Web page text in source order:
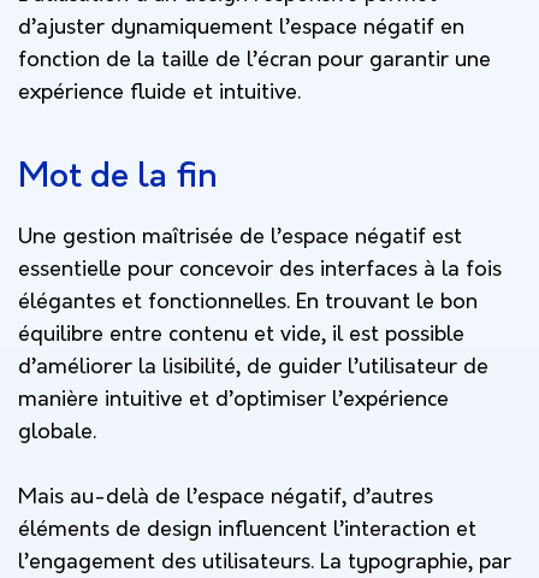
d’ajuster dynamiquement l’espace négatif en
fonction de la taille de l’écran pour garantir une
expérience fluide et intuitive.
Mot de la fin
Une gestion maîtrisée de l’espace négatif est
essentielle pour concevoir des interfaces à la fois
élégantes et fonctionnelles. En trouvant le bon
équilibre entre contenu et vide, il est possible
d’améliorer la lisibilité, de guider l’utilisateur de
manière intuitive et d’optimiser l’expérience
globale.
Mais au-delà de l’espace négatif, d’autres
éléments de design influencent l’interaction et
l’engagement des utilisateurs. La typographie, par